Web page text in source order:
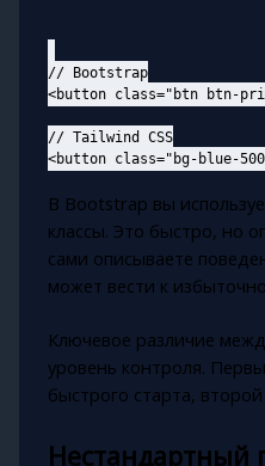
// Bootstrap
<button class="btn btn-
// Tailwind CSS
В Bootstrap вы
классы. Это быстро, но
сами описываете
может вести к
Ключевое различие
уровень контроля.
быстрого старта,
Нестандартный